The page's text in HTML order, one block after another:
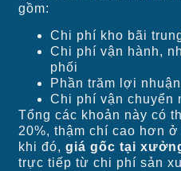
gồm:
Chi phí kho bãi
Chi phí vận hành,
phối
Phần trăm lợi
Chi phí vận chuyển
Tổng các khoản này có
20%, thậm chí cao hơn
khi đó,giá gốc tại
trực tiếp từ chi phí sản